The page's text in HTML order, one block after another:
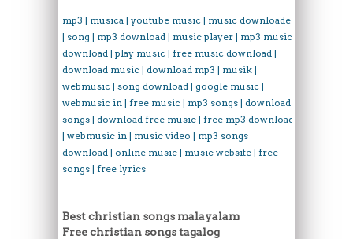
mp3 | musica | youtube music | music downloader
| song | mp3 download | music player | mp3 music
download | play music | free music download |
download music | download mp3 | musik |
webmusic | song download | google music |
webmusic in | free music | mp3 songs | download
songs | download free music | free mp3 download
| webmusic in | music video | mp3 songs
download | online music | music website | free
songs | free lyrics
Best christian songs malayalam
Free christian songs tagalog